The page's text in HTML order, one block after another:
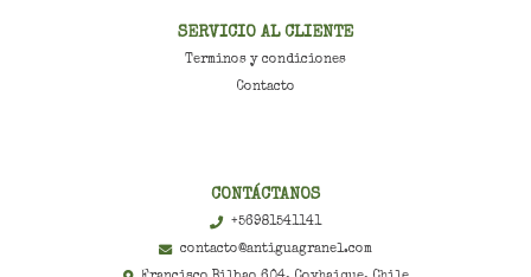
SERVICIO AL CLIENTE
Terminos y condiciones
Contacto
CONTÁCTANOS
+56981541141
contacto@antiguagranel.com